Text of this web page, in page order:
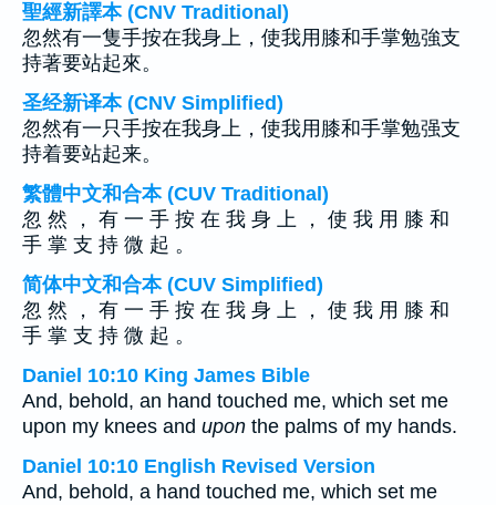
聖經新譯本 (CNV Traditional)
忽然有一隻手按在我身上，使我用膝和手掌勉強支
持著要站起來。
圣经新译本 (CNV Simplified)
忽然有一只手按在我身上，使我用膝和手掌勉强支
持着要站起来。
繁體中文和合本 (CUV Traditional)
忽 然 ， 有 一 手 按 在 我 身 上 ， 使 我 用 膝 和
手 掌 支 持 微 起 。
简体中文和合本 (CUV Simplified)
忽 然 ， 有 一 手 按 在 我 身 上 ， 使 我 用 膝 和
手 掌 支 持 微 起 。
Daniel 10:10 King James Bible
And, behold, an hand touched me, which set me
upon my knees and upon the palms of my hands.
Daniel 10:10 English Revised Version
And, behold, a hand touched me, which set me